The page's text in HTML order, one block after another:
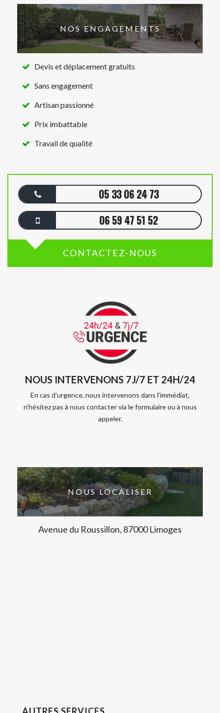
NOS ENGAGEMENTS
Devis et déplacement gratuits
Sans engagement
Artisan passionné
Prix imbattable
Travail de qualité
05 33 06 24 73
06 59 47 51 52
CONTACTEZ-NOUS
NOUS INTERVENONS 7J/7 ET 24H/24
En cas d’urgence, nous intervenons dans l’immédiat,
n’hésitez pas à nous contacter via le formulaire ou à nous
appeler.
NOUS LOCALISER
Avenue du Roussillon, 87000 Limoges
AUTRES SERVICES